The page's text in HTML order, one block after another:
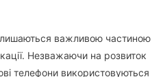
важливою частиною
Незважаючи на розвиток
телефони використовуються